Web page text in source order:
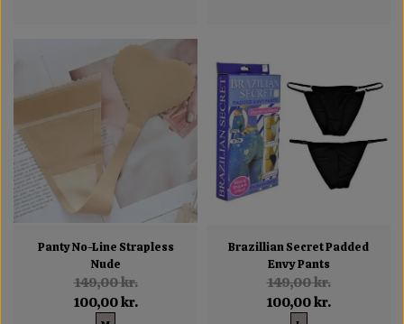
Panty No-Line Strapless
Nude
149,00 kr.
100,00 kr.
Brazillian Secret Padded
Envy Pants
149,00 kr.
100,00 kr.